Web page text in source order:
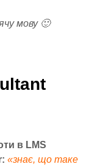
мову 🙂
в LMS
«знає, що таке